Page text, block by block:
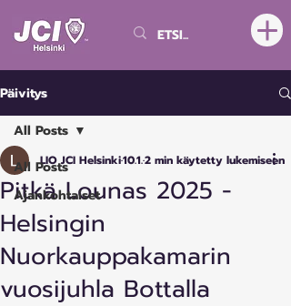
Päivitys
All Posts
Ajankohtaiset
All Posts
Pitkä Lounas 2025 -
Helsingin
Nuorkauppakamarin
vuosijuhla Bottalla
LIO JCI Helsinki10.1.2 min käytetty lukemiseen